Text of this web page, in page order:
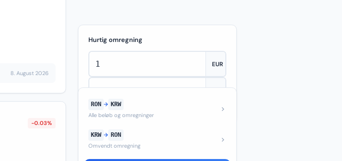
8. August 2026
-0.03%
Hurtig omregning
RON → KRW
Alle beløb og omregninger
KRW → RON
Omvendt omregning